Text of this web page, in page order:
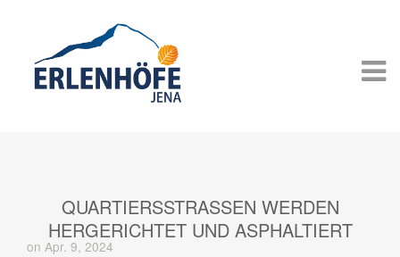
QUARTIERSSTRASSEN WERDEN H
ERGERICHTET UND ASPHALTIERT
on Apr. 9, 2024